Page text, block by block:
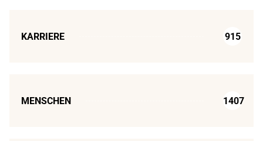
KARRIERE 915
MENSCHEN 1407